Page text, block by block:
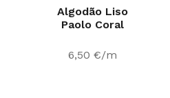
Algodão Liso
Paolo Coral
6,50 €/m